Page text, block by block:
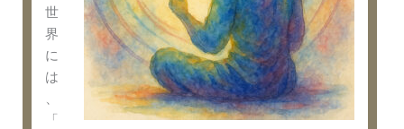
世
界
に
は
、
「